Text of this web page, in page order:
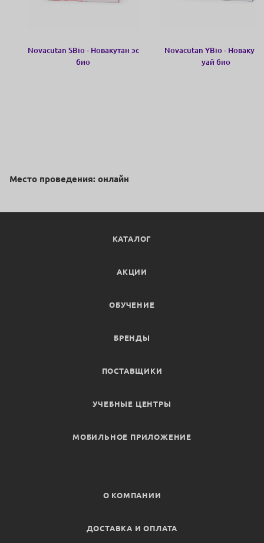
Novacutan SBio - Новакутан эс
био
Novacutan YBio -
уай био
Место проведения: онлайн
КАТАЛОГ
АКЦИИ
ОБУЧЕНИЕ
БРЕНДЫ
ПОСТАВЩИКИ
УЧЕБНЫЕ ЦЕНТРЫ
МОБИЛЬНОЕ ПРИЛОЖЕНИЕ
О КОМПАНИИ
ДОСТАВКА И ОПЛАТА